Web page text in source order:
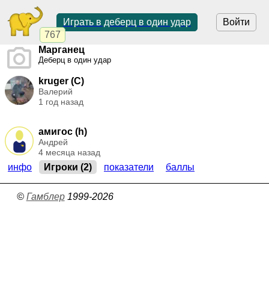
767
Войти
Играть в деберц в один удар
Марганец
Деберц в один удар
kruger (C)
Валерий
1 год назад
амигос (h)
Андрей
4 месяца назад
инфо Игроки (2) показатели баллы
© Гамблер1999-2026